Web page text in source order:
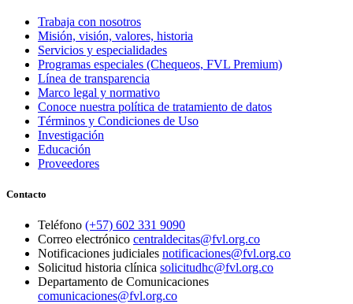
Trabaja con nosotros
Misión, visión, valores, historia
Servicios y especialidades
Programas especiales (Chequeos, FVL Premium)
Línea de transparencia
Marco legal y normativo
Conoce nuestra política de tratamiento de datos
Términos y Condiciones de Uso
Investigación
Educación
Proveedores
Contacto
Teléfono (+57) 602 331 9090
Correo electrónico centraldecitas@fvl.org.co
Notificaciones judiciales notificaciones@fvl.org.co
Solicitud historia clínica solicitudhc@fvl.org.co
Departamento de Comunicaciones
comunicaciones@fvl.org.co